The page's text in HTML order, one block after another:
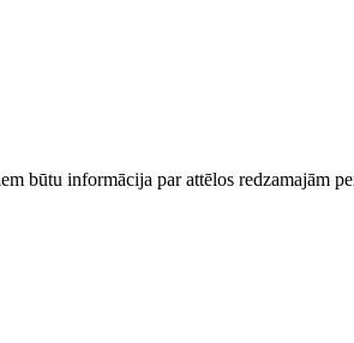
būtu informācija par attēlos redzamajām